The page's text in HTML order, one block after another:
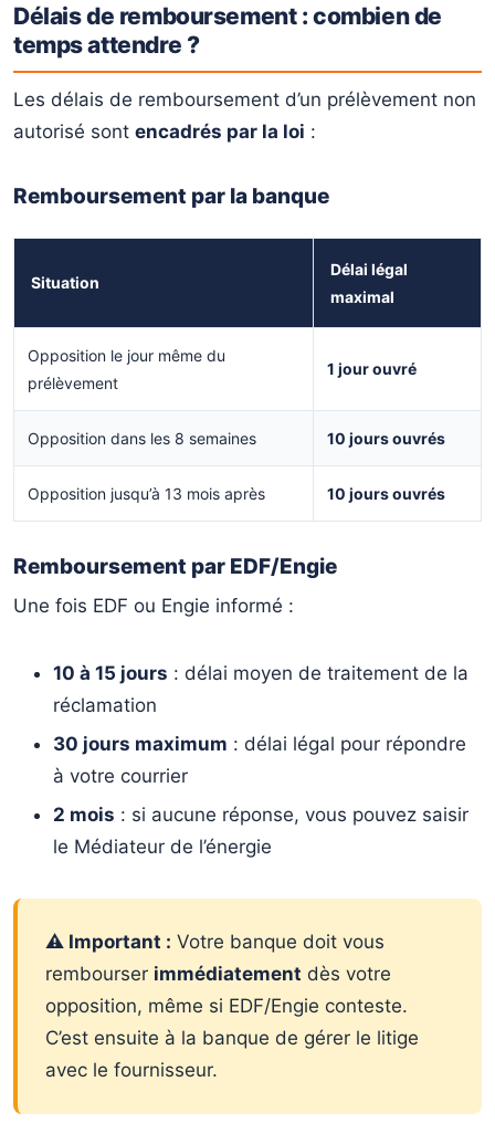
Délais de remboursement : combien de
temps attendre ?
Les délais de remboursement d’un prélèvement non
autorisé sont encadrés par la loi :
Remboursement par la banque
Situation
Délai légal
maximal
Opposition le jour même du
prélèvement
1 jour ouvré
Opposition dans les 8 semaines 10 jours ouvrés
Opposition jusqu’à 13 mois après 10 jours ouvrés
Remboursement par EDF/Engie
Une fois EDF ou Engie informé :
10 à 15 jours : délai moyen de traitement de la
réclamation
30 jours maximum : délai légal pour répondre
à votre courrier
2 mois : si aucune réponse, vous pouvez saisir
le Médiateur de l’énergie
⚠️ Important : Votre banque doit vous
rembourser immédiatement dès votre
opposition, même si EDF/Engie conteste.
C’est ensuite à la banque de gérer le litige
avec le fournisseur.